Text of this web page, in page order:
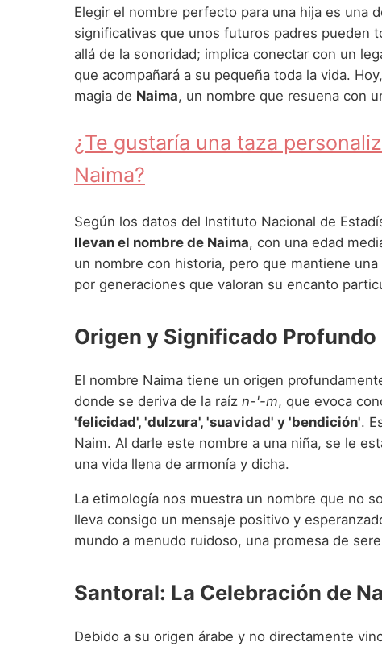
Elegir el nombre perfecto para una hija es una
significativas que unos futuros padres pueden
allá de la sonoridad; implica conectar con un
que acompañará a su pequeña toda la vida.
magia de Naima, un nombre que resuena con
¿Te gustaría una taza
Naima?
Según los datos del Instituto Nacional de
llevan el nombre de Naima, con una edad
un nombre con historia, pero que mantiene
por generaciones que valoran su encanto
Origen y Significado Profundo
El nombre Naima tiene un origen
donde se deriva de la raíz n-'-m, que evoca
'felicidad', 'dulzura', 'suavidad' y 'bendición'.
Naim. Al darle este nombre a una niña, se le
una vida llena de armonía y dicha.
La etimología nos muestra un nombre que no
lleva consigo un mensaje positivo y
mundo a menudo ruidoso, una promesa de
Santoral: La Celebración de
Debido a su origen árabe y no directamente